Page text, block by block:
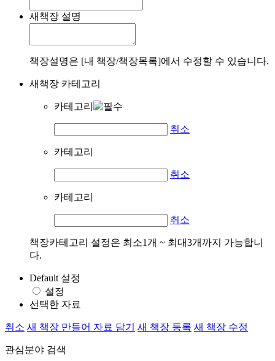
새책장 설명
책장설명은 [내 책장/책장목록]에서 수정할 수 있습니다.
새책장 카테고리
카테고리
취소
카테고리
취소
카테고리
취소
책장카테고리 설정은 최소1개 ~ 최대3개까지 가능합니
다.
Default 설정
설정
선택한 자료
취소 새 책장 만들어 자료 담기 새 책장 등록 새 책장 수정
관심분야 검색